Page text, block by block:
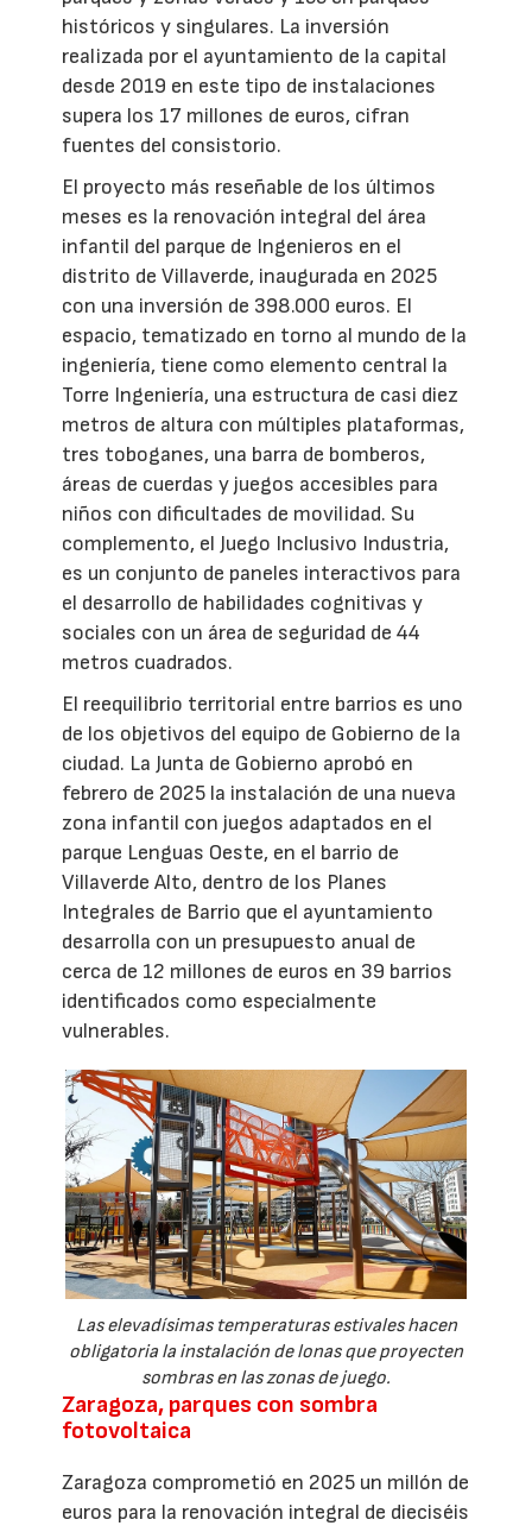
históricos y singulares. La inversión
realizada por el ayuntamiento de la capital
desde 2019 en este tipo de instalaciones
supera los 17 millones de euros, cifran
fuentes del consistorio.
El proyecto más reseñable de los últimos
meses es la renovación integral del área
infantil del parque de Ingenieros en el
distrito de Villaverde, inaugurada en 2025
con una inversión de 398.000 euros. El
espacio, tematizado en torno al mundo de la
ingeniería, tiene como elemento central la
Torre Ingeniería, una estructura de casi diez
metros de altura con múltiples plataformas,
tres toboganes, una barra de bomberos,
áreas de cuerdas y juegos accesibles para
niños con dificultades de movilidad. Su
complemento, el Juego Inclusivo Industria,
es un conjunto de paneles interactivos para
el desarrollo de habilidades cognitivas y
sociales con un área de seguridad de 44
metros cuadrados.
El reequilibrio territorial entre barrios es uno
de los objetivos del equipo de Gobierno de la
ciudad. La Junta de Gobierno aprobó en
febrero de 2025 la instalación de una nueva
zona infantil con juegos adaptados en el
parque Lenguas Oeste, en el barrio de
Villaverde Alto, dentro de los Planes
Integrales de Barrio que el ayuntamiento
desarrolla con un presupuesto anual de
cerca de 12 millones de euros en 39 barrios
identificados como especialmente
vulnerables.
Las elevadísimas temperaturas estivales hacen
obligatoria la instalación de lonas que proyecten
sombras en las zonas de juego.
Zaragoza, parques con sombra
fotovoltaica
Zaragoza comprometió en 2025 un millón de
euros para la renovación integral de dieciséis